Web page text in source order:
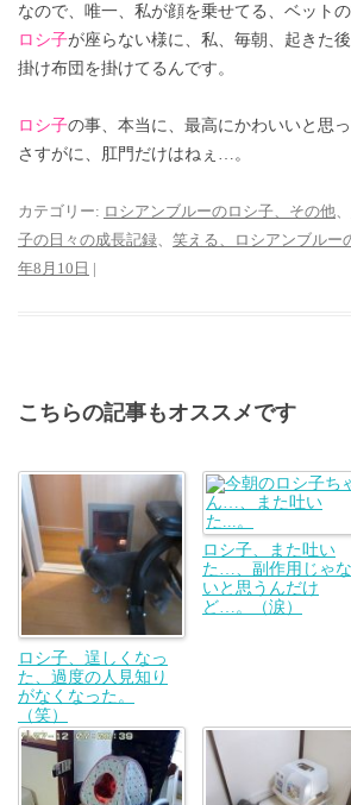
なので、唯一、私が顔を乗せてる、ベット
ロシ子が座らない様に、私、毎朝、起きた
掛け布団を掛けてるんです。
ロシ子の事、本当に、最高にかわいいと思
さすがに、肛門だけはねぇ…。
カテゴリー: ロシアンブルーのロシ子、その他
子の日々の成長記録
笑える、ロシアンブルー
年8月10日 |
こちらの記事もオススメです
ロシ子、逞しくなっ
た、過度の人見知り
がなくなった。
（笑）
ロシ子、また吐い
た…、副作用じゃな
いと思うんだけ
ど…。（涙）